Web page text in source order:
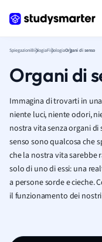
SpiegazioniBiologiaFisiologiaOrgani di senso
Organi di
Immagina di trovarti in
niente luci, niente odori,
nostra vita senza organi di
senso sono qualcosa che
che la nostra vita sarebbe
solo di uno di essi: una
a persone sorde e cieche.
il funzionamento dei